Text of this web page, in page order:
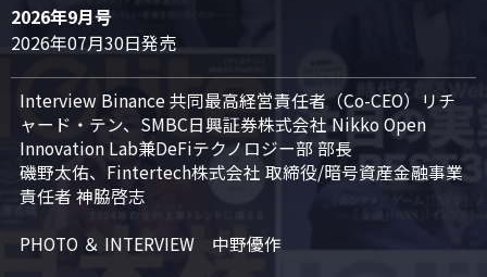
2026年9月号
2026年07月30日発売
Interview Binance 共同最高経営責任者（Co-CEO）リチ
ャード・テン、SMBC日興証券株式会社 Nikko Open
Innovation Lab兼DeFiテクノロジー部 部長
磯野太佑、Fintertech株式会社 取締役/暗号資産金融事業
責任者 神脇啓志
PHOTO ＆ INTERVIEW　中野優作